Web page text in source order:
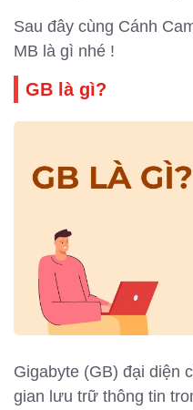
Sau đây cùng Cánh
MB là gì nhé !
GB là gì?
Gigabyte (GB) đại diện
gian lưu trữ thông tin